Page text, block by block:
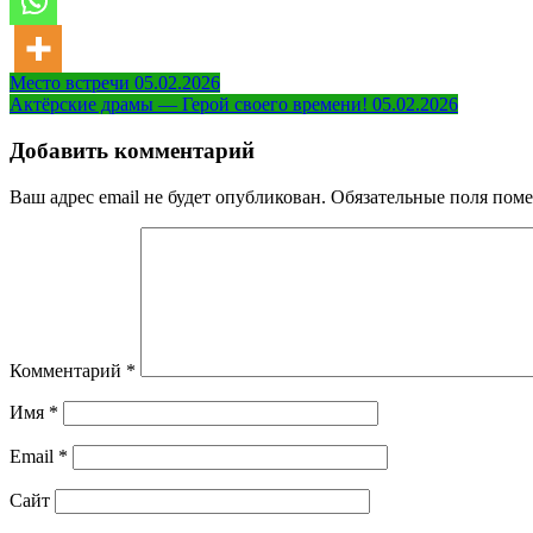
Навигация
по
записям
Место встречи 05.02.2026
Актёрские драмы — Герой своего времени! 05.02.2026
Добавить комментарий
Ваш адрес email не будет опубликован. Обязательные поля
Комментарий *
Имя *
Email *
Сайт